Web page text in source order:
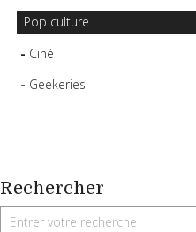
Pop culture
Ciné
Geekeries
Rechercher